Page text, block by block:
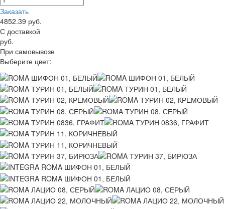
Заказать
4852.39 руб.
С доставкой
руб.
При самовывозе
Выберите цвет: